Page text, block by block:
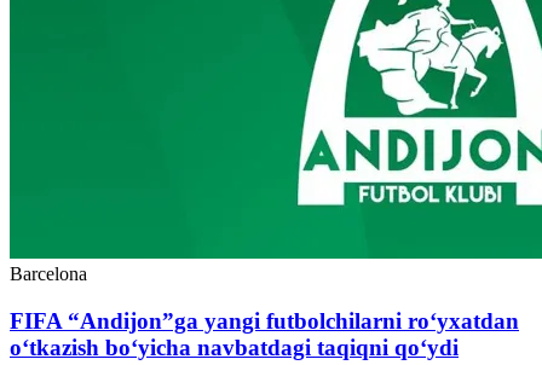
Barcelona
FIFA “Andijon”ga yangi futbolchilarni ro‘yxatdan
o‘tkazish bo‘yicha navbatdagi taqiqni qo‘ydi